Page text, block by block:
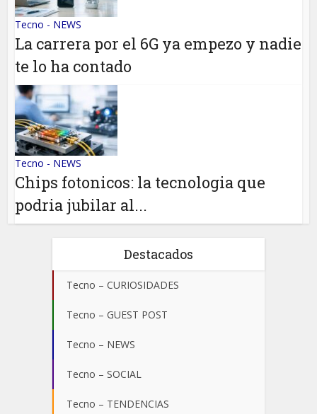
Tecno - NEWS
La carrera por el 6G ya empezo y nadie
te lo ha contado
Tecno - NEWS
Chips fotonicos: la tecnologia que
podria jubilar al...
Destacados
Tecno – CURIOSIDADES
Tecno – GUEST POST
Tecno – NEWS
Tecno – SOCIAL
Tecno – TENDENCIAS